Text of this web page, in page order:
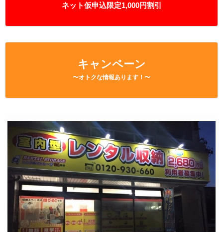
ネット仮申込限定1,000円割引
キャンペーン
〜オトクな情報あります！〜